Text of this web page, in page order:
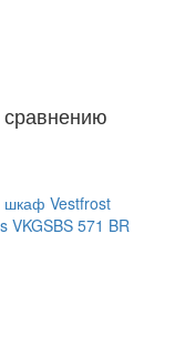
сравнению
Vestfrost
VKGSBS 571 BR